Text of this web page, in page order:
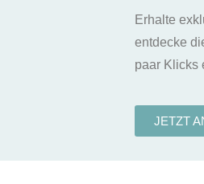
Erhalte
entdecke
paar Klicks
JETZT